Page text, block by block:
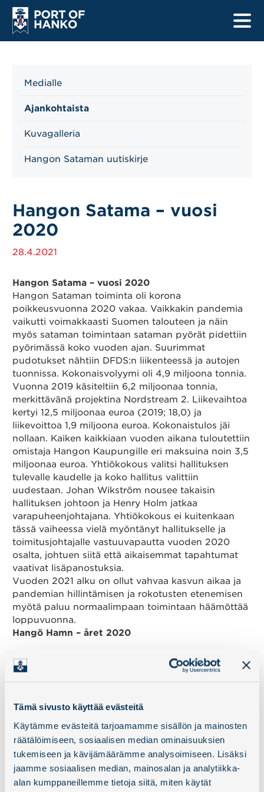
Tämä sivusto käyttää evästeitä
Käytämme evästeitä tarjoamamme sisällön ja mainosten
räätälöimiseen, sosiaalisen median ominaisuuksien
tukemiseen ja kävijämäärämme analysoimiseen. Lisäksi
jaamme sosiaalisen median, mainosalan ja analytiikka-
alan kumppaneillemme tietoja siitä, miten käytät
Tietoa kuljettajille
Tietoa merenkulkijoille
Yhteystiedot
Suomeksi
Medialle
Ajankohtaista
Kuvagalleria
Hangon Sataman uutiskirje
Hangon Satama – vuosi
2020
28.4.2021
Hangon Satama – vuosi 2020
Hangon Sataman toiminta oli korona
poikkeusvuonna 2020 vakaa. Vaikkakin pandemia
vaikutti voimakkaasti Suomen talouteen ja näin
myös sataman toimintaan sataman pyörät pidettiin
pyörimässä koko vuoden ajan. Suurimmat
pudotukset nähtiin DFDS:n liikenteessä ja autojen
tuonnissa. Kokonaisvolyymi oli 4,9 miljoona tonnia.
Vuonna 2019 käsiteltiin 6,2 miljoonaa tonnia,
merkittävänä projektina Nordstream 2. Liikevaihtoa
kertyi 12,5 miljoonaa euroa (2019; 18,0) ja
liikevoittoa 1,9 miljoona euroa. Kokonaistulos jäi
nollaan. Kaiken kaikkiaan vuoden aikana tuloutettiin
omistaja Hangon Kaupungille eri maksuina noin 3,5
miljoonaa euroa. Yhtiökokous valitsi hallituksen
tulevalle kaudelle ja koko hallitus valittiin
uudestaan. Johan Wikström nousee takaisin
hallituksen johtoon ja Henry Holm jatkaa
varapuheenjohtajana. Yhtiökokous ei kuitenkaan
tässä vaiheessa vielä myöntänyt hallitukselle ja
toimitusjohtajalle vastuuvapautta vuoden 2020
osalta, johtuen siitä että aikaisemmat tapahtumat
vaativat lisäpanostuksia.
Vuoden 2021 alku on ollut vahvaa kasvun aikaa ja
pandemian hillintämisen ja rokotusten etenemisen
myötä paluu normaalimpaan toimintaan häämöttää
loppuvuonna.
Hangö Hamn – året 2020
undantagsåret 2020 stabil. Även om pandemin
inverkade starkt på Finlands ekonomi och därmed
rullande hela året. Bortfallet av DFDS samt
Totalvolymen gods blev 4,9 miljoner ton. År 2019
hanterades 6,2 miljoner ton, ett betydande projekt
det året var Nord Stream 2. Omsättnigen blev 12,5
M€ (2019: 18,0 M€) och rörelseresultatet landade
på 1,9 M€. Årets totala resultat blev på noll. Under